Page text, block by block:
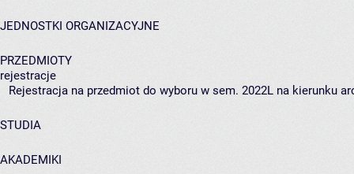
JEDNOSTKI ORGANIZACYJNE
PRZEDMIOTY
rejestracje
Rejestracja na przedmiot do wyboru w sem. 2022L na kierunku
STUDIA
AKADEMIKI